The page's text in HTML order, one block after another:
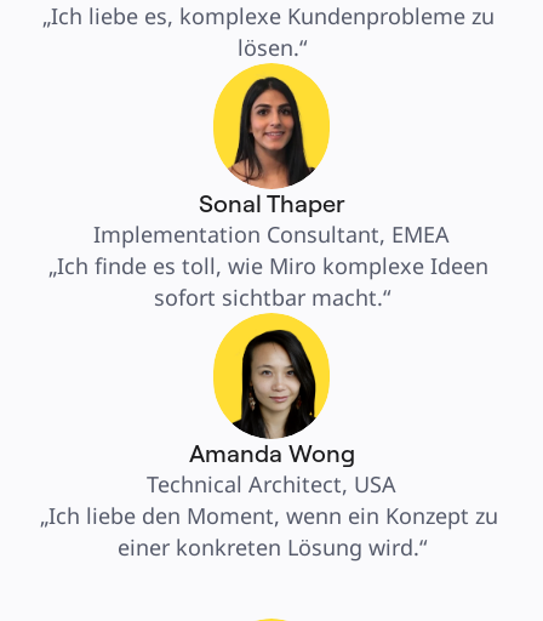
„Ich liebe es, komplexe Kundenprobleme zu
lösen.“
Sonal Thaper
Implementation Consultant, EMEA
„Ich finde es toll, wie Miro komplexe Ideen
sofort sichtbar macht.“
Amanda Wong
Technical Architect, USA
„Ich liebe den Moment, wenn ein Konzept zu
einer konkreten Lösung wird.“